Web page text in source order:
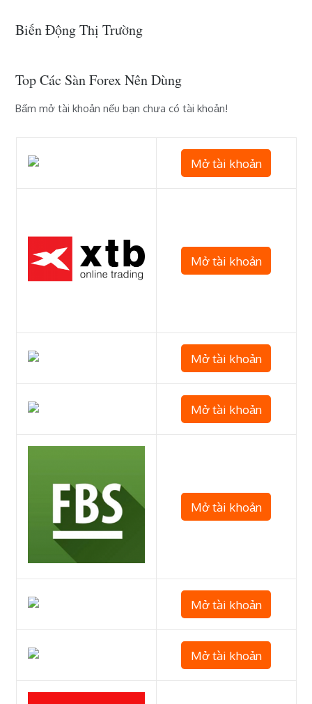
Biến Động Thị Trường
Top Các Sàn Forex Nên Dùng
Bấm mở tài khoản nếu bạn chưa có tài khoản!
Mở tài khoản
Mở tài khoản
Mở tài khoản
Mở tài khoản
Mở tài khoản
Mở tài khoản
Mở tài khoản